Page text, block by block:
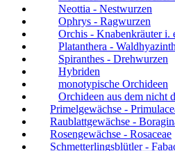
Neottia - Nestwurzen
Ophrys - Ragwurzen
Orchis - Knabenkräuter i.
Platanthera -
Spiranthes - Drehwurzen
Hybriden
monotypische Orchideen
Orchideen aus dem nicht
Primelgewächse -
Raublattgewächse -
Rosengewächse - Rosaceae
Schmetterlingsblütler -